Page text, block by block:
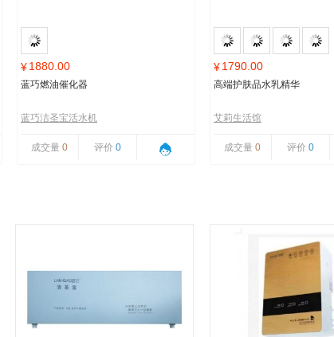
¥1880.00
蓝巧燃油催化器
蓝巧洁圣宝活水机
成交量 0 评价 0
¥1790.00
高端护肤品水乳精华
艾莉生活馆
成交量 0 评价 0